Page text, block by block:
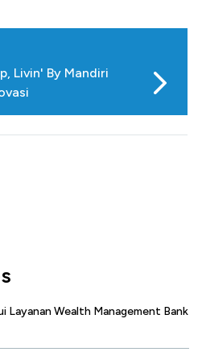
Livin' By Mandiri
Layanan Wealth Management Bank